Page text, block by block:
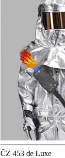
ČZ 453 de Luxe